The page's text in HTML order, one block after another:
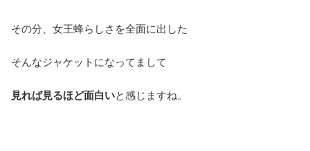
その分、女王蜂らしさを全面に出した
そんなジャケットになってまして
見れば見るほど面白いと感じますね。